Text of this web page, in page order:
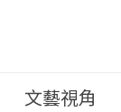
文藝視角